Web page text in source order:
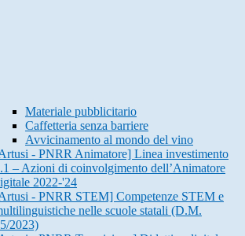
Materiale pubblicitario
Caffetteria senza barriere
Avvicinamento al mondo del vino
- PNRR Animatore] Linea investimento
– Azioni di coinvolgimento dell’Animatore
2022-'24
- PNRR STEM] Competenze STEM e
nelle scuole statali (D.M.
2023)